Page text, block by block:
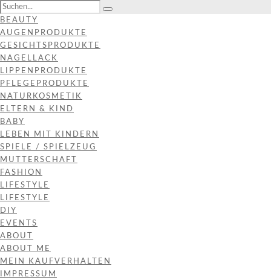
BEAUTY
AUGENPRODUKTE
GESICHTSPRODUKTE
NAGELLACK
LIPPENPRODUKTE
PFLEGEPRODUKTE
NATURKOSMETIK
ELTERN & KIND
BABY
LEBEN MIT KINDERN
SPIELE / SPIELZEUG
MUTTERSCHAFT
FASHION
LIFESTYLE
LIFESTYLE
DIY
EVENTS
ABOUT
ABOUT ME
MEIN KAUFVERHALTEN
IMPRESSUM